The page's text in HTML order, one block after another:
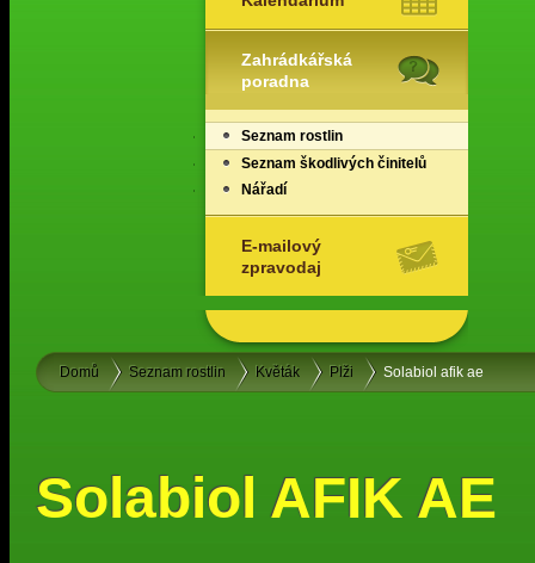
Zahrádkářská
poradna
Seznam rostlin
Seznam škodlivých činitelů
Nářadí
E-mailový
zpravodaj
Domů Seznam rostlin Květák Plži Solabiol afik ae
Solabiol AFIK AE